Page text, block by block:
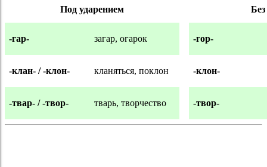
Под ударением
-гар- загар, огарок -гор-
-клан- / -клон- кланяться, поклон -клон-
-твар- / -твор- тварь, творчество -твор-